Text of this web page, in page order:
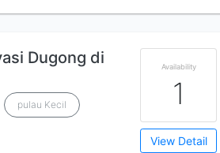
Dugong di
pulau Kecil
Availability
1
View Detail